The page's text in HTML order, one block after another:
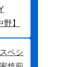
】
ペシ